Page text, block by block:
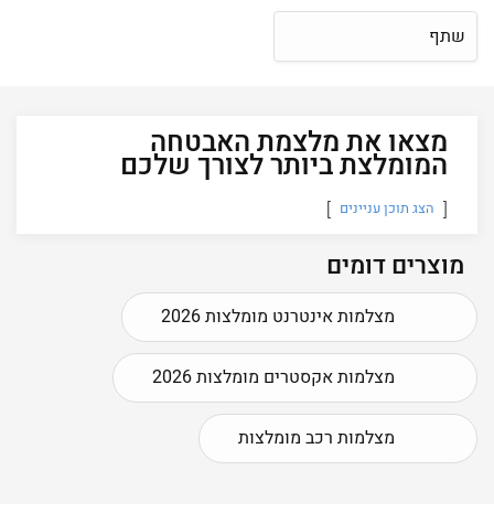
שתף
מצאו את מלצמת האבטחה
המומלצת ביותר לצורך שלכם
הצג תוכן עניינים
מוצרים דומים
מצלמות אינטרנט מומלצות 2026
מצלמות אקסטרים מומלצות 2026
מצלמות רכב מומלצות